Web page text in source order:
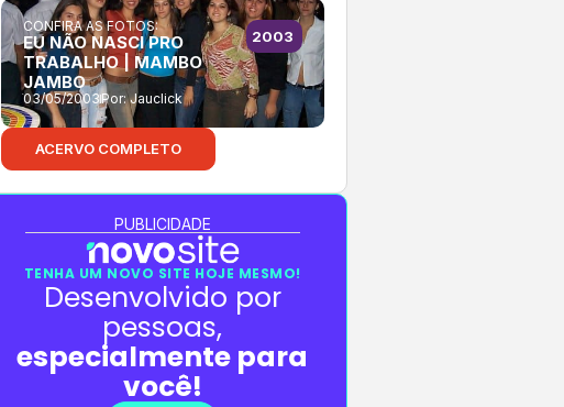
CONFIRA AS FOTOS:
EU NÃO NASCI PRO
TRABALHO | MAMBO
JAMBO
03/05/2003Por:Jauclick
2003
ACERVO COMPLETO
PUBLICIDADE
TENHA UM NOVO SITE HOJE MESMO!
Desenvolvido por
pessoas,
especialmente para
você!